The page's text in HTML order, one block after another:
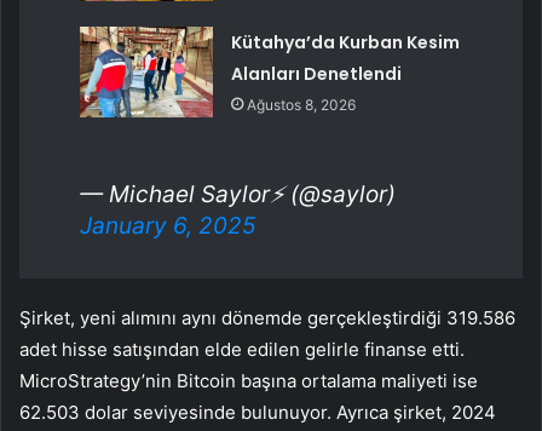
Kütahya’da Kurban Kesim
Alanları Denetlendi
Ağustos 8, 2026
— Michael Saylor⚡️ (@saylor)
January 6, 2025
Şirket, yeni alımını aynı dönemde gerçekleştirdiği 319.586
adet hisse satışından elde edilen gelirle finanse etti.
MicroStrategy’nin Bitcoin başına ortalama maliyeti ise
62.503 dolar seviyesinde bulunuyor. Ayrıca şirket, 2024